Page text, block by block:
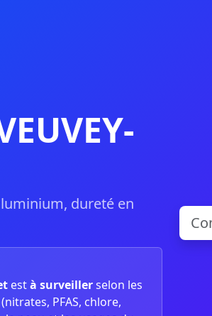
dureté en
està surveillerselon les
(nitrates, PFAS, chlore,